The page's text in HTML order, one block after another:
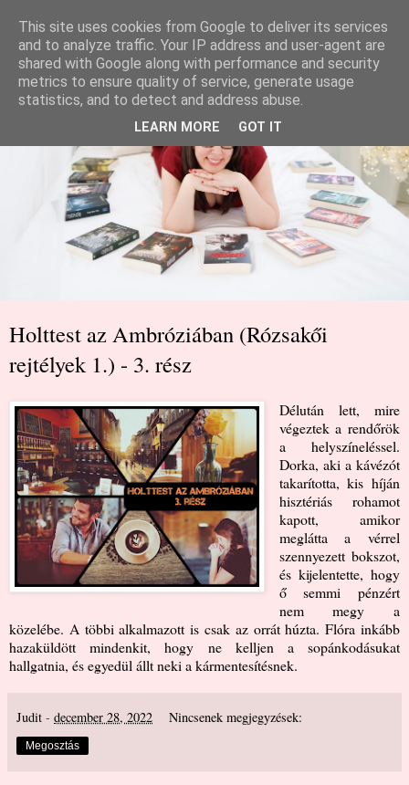
Holttest az Ambróziában (Rózsakői
rejtélyek 1.) - 3. rész
Délután lett, mire
végeztek a rendőrök
a helyszíneléssel.
Dorka, aki a kávézót
takarította, kis híján
hisztériás rohamot
kapott, amikor
meglátta a vérrel
szennyezett bokszot,
és kijelentette, hogy
ő semmi pénzért
nem megy a
közelébe. A többi alkalmazott is csak az orrát húzta. Flóra inkább
hazaküldött mindenkit, hogy ne kelljen a sopánkodásukat
hallgatnia, és egyedül állt neki a kármentesítésnek.
Judit - december 28, 2022 Nincsenek megjegyzések:
Megosztás
This site uses cookies from Google to deliver its services
and to analyze traffic. Your IP address and user-agent are
shared with Google along with performance and security
metrics to ensure quality of service, generate usage
statistics, and to detect and address abuse.
LEARN MORE GOT IT